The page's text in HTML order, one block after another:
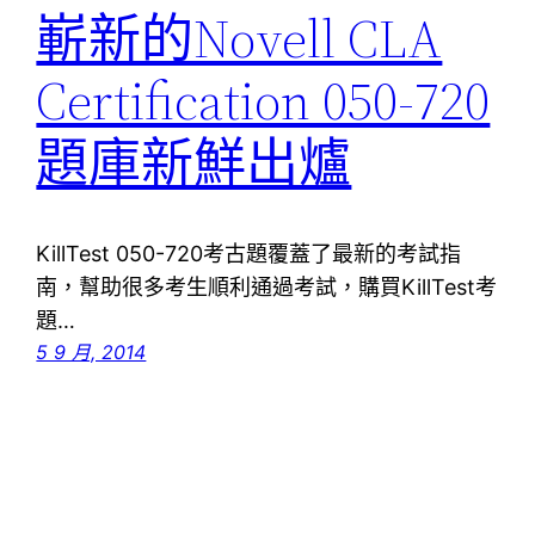
嶄新的Novell CLA
Certification 050-720
題庫新鮮出爐
KillTest 050-720考古題覆蓋了最新的考試指
南，幫助很多考生順利通過考試，購買KillTest考
題…
5 9 月, 2014